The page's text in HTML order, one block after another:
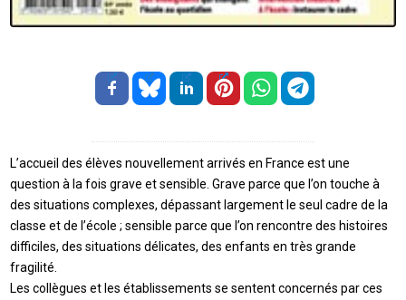
L’accueil des élèves nouvellement arrivés en France est une
question à la fois grave et sensible. Grave parce que l’on touche à
des situations complexes, dépassant largement le seul cadre de la
classe et de l’école ; sensible parce que l’on rencontre des histoires
difficiles, des situations délicates, des enfants en très grande
fragilité.
Les collègues et les établissements se sentent concernés par ces